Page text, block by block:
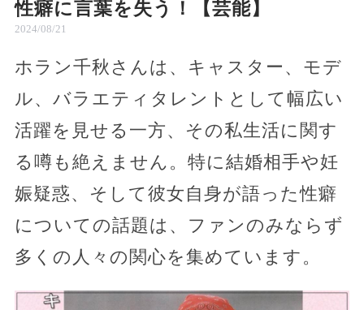
性癖に言葉を失う！【芸能】
2024/08/21
ホラン千秋さんは、キャスター、モデ
ル、バラエティタレントとして幅広い
活躍を見せる一方、その私生活に関す
る噂も絶えません。特に結婚相手や妊
娠疑惑、そして彼女自身が語った性癖
についての話題は、ファンのみならず
多くの人々の関心を集めています。